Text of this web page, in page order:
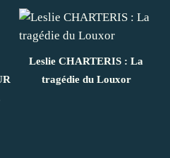
Leslie CHARTERIS : La
tragédie du Louxor